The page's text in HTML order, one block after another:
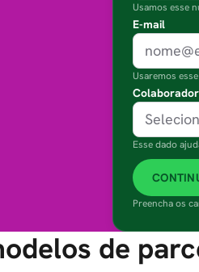
Usamos esse
E-mail
Usaremos
Esse dado
Preencha os
de